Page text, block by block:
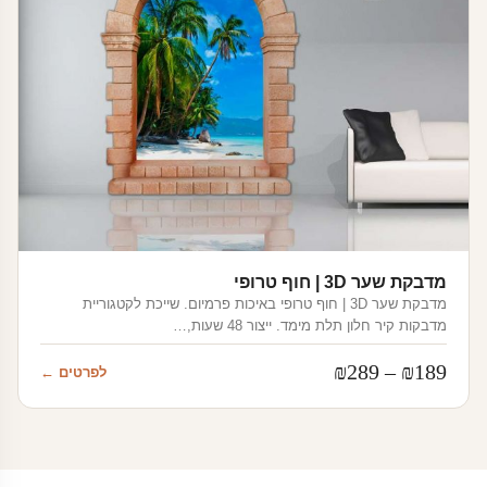
מדבקת שער 3D | חוף טרופי
מדבקת שער 3D | חוף טרופי באיכות פרמיום. שייכת לקטגוריית
מדבקות קיר חלון תלת מימד. ייצור 48 שעות,…
₪189
–
₪289
מחירים:
לפרטים ←